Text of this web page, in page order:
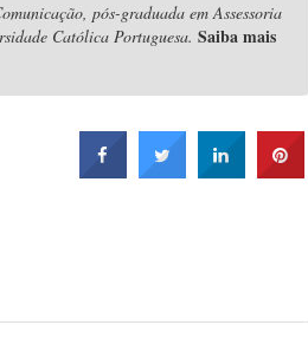
pós-graduada em Assessoria
Católica Portuguesa. Saiba mais